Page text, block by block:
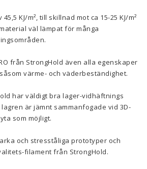
45,5 KJ/m², till skillnad mot ca 15-25 KJ/m²
väl lämpat för många
från StrongHold även alla egenskaper
värme- och väderbeständighet.
har väldigt bra lager-vidhäftnings
är jämnt sammanfogade vid 3D-
som möjligt.
och stresståliga prototyper och
filament från StrongHold.